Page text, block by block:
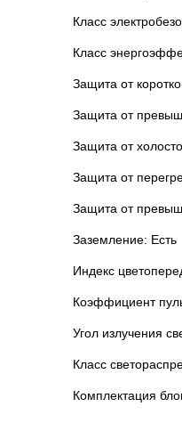
Класс
Класс
Защита от
Защита от
Защита от
Защита от
Защита от
Заземление: Есть
Индекс
Коэффициент
Угол излучения
Класс
Комплектация